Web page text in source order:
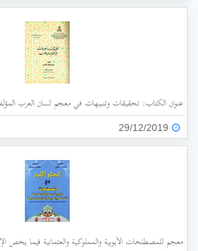
عنوان الكتاب: تحقيقات وتنبيهات في معجم لسان العرب المؤلف: عبد السلام محمد هارون
29/12/2019
معجم للمصطلحات الأيوبية والمملوكية والعثمانية فيما يخص